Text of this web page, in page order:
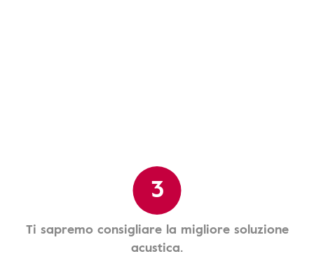
3
Ti sapremo consigliare la migliore soluzione
acustica.